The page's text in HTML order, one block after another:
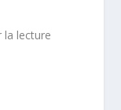
la lecture